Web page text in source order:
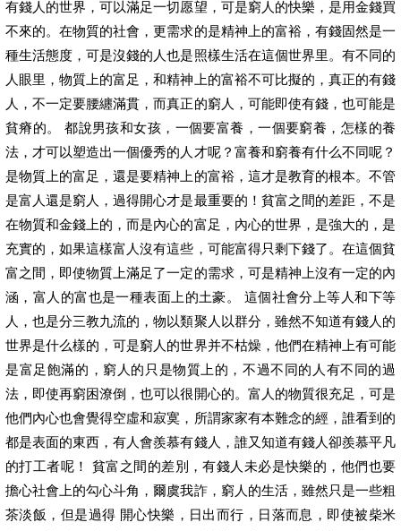
有錢人的世界，可以滿足一切愿望，可是窮人的快樂，是用金錢買
不來的。在物質的社會，更需求的是精神上的富裕，有錢固然是一
種生活態度，可是沒錢的人也是照樣生活在這個世界里。有不同的
人眼里，物質上的富足，和精神上的富裕不可比擬的，真正的有錢
人，不一定要腰纏滿貫，而真正的窮人，可能即使有錢，也可能是
貧瘠的。 都說男孩和女孩，一個要富養，一個要窮養，怎樣的養
法，才可以塑造出一個優秀的人才呢？富養和窮養有什么不同呢？
是物質上的富足，還是要精神上的富裕，這才是教育的根本。不管
是富人還是窮人，過得開心才是最重要的！貧富之間的差距，不是
在物質和金錢上的，而是內心的富足，內心的世界，是強大的，是
充實的，如果這樣富人沒有這些，可能富得只剩下錢了。在這個貧
富之間，即使物質上滿足了一定的需求，可是精神上沒有一定的內
涵，富人的富也是一種表面上的土豪。 這個社會分上等人和下等
人，也是分三教九流的，物以類聚人以群分，雖然不知道有錢人的
世界是什么樣的，可是窮人的世界并不枯燥，他們在精神上有可能
是富足飽滿的，窮人的只是物質上的，不過不同的人有不同的過
法，即使再窮困潦倒，也可以很開心的。富人的物質很充足，可是
他們內心也會覺得空虛和寂寞，所謂家家有本難念的經，誰看到的
都是表面的東西，有人會羨慕有錢人，誰又知道有錢人卻羨慕平凡
的打工者呢！ 貧富之間的差別，有錢人未必是快樂的，他們也要
擔心社會上的勾心斗角，爾虞我詐，窮人的生活，雖然只是一些粗
茶淡飯，但是過得 開心快樂，日出而行，日落而息，即使被柴米